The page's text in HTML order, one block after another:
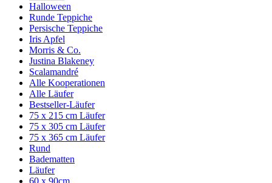
Halloween
Runde Teppiche
Persische Teppiche
Iris Apfel
Morris & Co.
Justina Blakeney
Scalamandré
Alle Kooperationen
Alle Läufer
Bestseller-Läufer
75 x 215 cm Läufer
75 x 305 cm Läufer
75 x 365 cm Läufer
Rund
Badematten
Läufer
60 x 90cm